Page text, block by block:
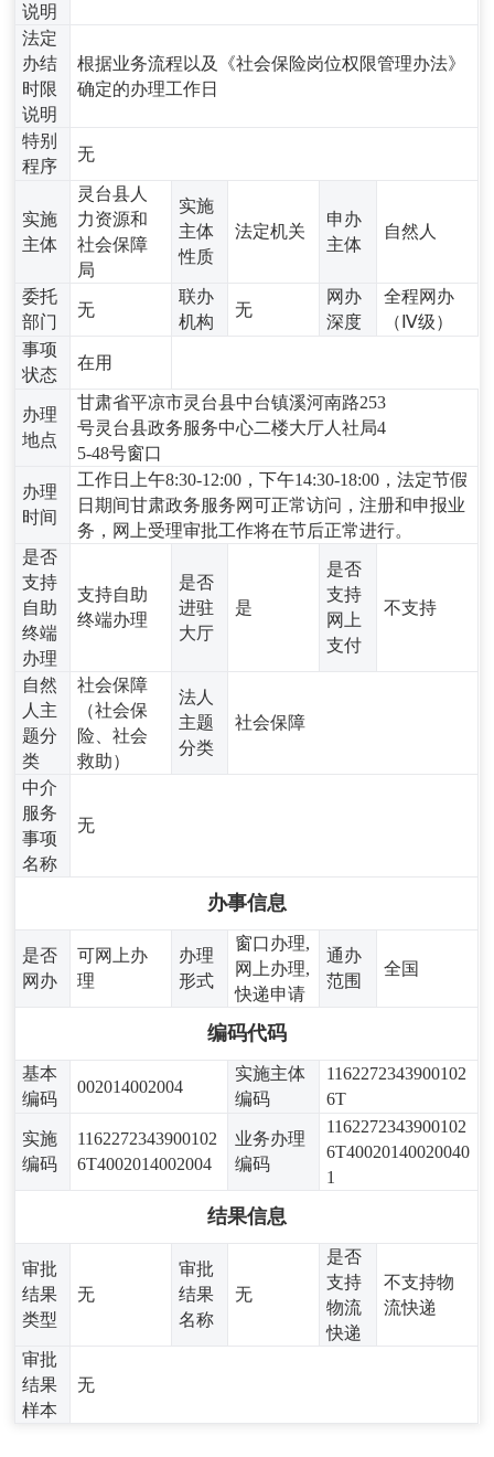
说明
法定
办结
时限
说明
根据业务流程以及《社会保险岗位权限管理办法》
确定的办理工作日
特别
程序
无
实施
主体
灵台县人
力资源和
社会保障
局
实施
主体
性质
法定机关
申办
主体
自然人
委托
部门
无
联办
机构
无
网办
深度
全程网办
（Ⅳ级）
事项
状态
在用
办理
地点
甘肃省平凉市灵台县中台镇溪河南路253
号灵台县政务服务中心二楼大厅人社局4
5-48号窗口
办理
时间
工作日上午8:30-12:00，下午14:30-18:00，法定节假
日期间甘肃政务服务网可正常访问，注册和申报业
务，网上受理审批工作将在节后正常进行。
是否
支持
自助
终端
办理
支持自助
终端办理
是否
进驻
大厅
是
是否
支持
网上
支付
不支持
自然
人主
题分
类
社会保障
（社会保
险、社会
救助）
法人
主题
分类
社会保障
中介
服务
事项
名称
无
办事信息
是否
网办
可网上办
理
办理
形式
窗口办理,
网上办理,
快递申请
通办
范围
全国
编码代码
基本
编码
002014002004
实施主体
编码
1162272343900102
6T
实施
编码
1162272343900102
6T4002014002004
业务办理
编码
1162272343900102
6T40020140020040
1
结果信息
审批
结果
类型
无
审批
结果
名称
无
是否
支持
物流
快递
不支持物
流快递
审批
结果
样本
无